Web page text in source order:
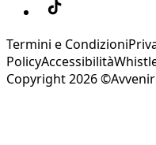
Termini e Condizioni
PolicyAccessibilità
Copyright 2026